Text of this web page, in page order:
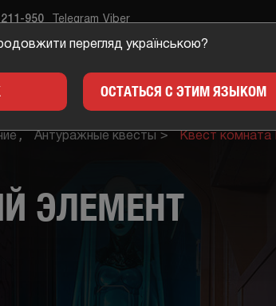
950 Telegram Viber
ПОДАРКИ ДЛЯ
Антуражные квесты Квест комната
ЭЛЕМЕНТ
перегляд українською?
ОСТАТЬСЯ С ЭТИМ ЯЗЫКОМ